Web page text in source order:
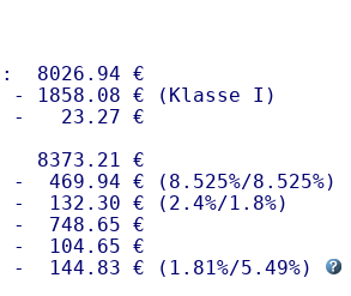
8026.94 €
1858.08 € (Klasse I)
-   23.27 €
8373.21 €
-  469.94 € (8.525%/8.525%)
132.30 € (2.4%/1.8%)
-  748.65 €
-  104.65 €
144.83 € ( 1.81%/5.49%)